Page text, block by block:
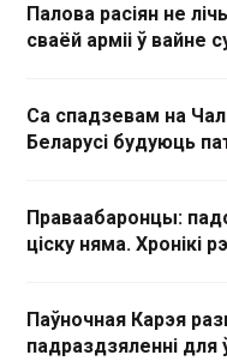
Палова расіян не
сваёй арміі ў вайне
Са спадзевам на
Беларусі будуюць
Праваабаронцы:
ціску няма. Хронікі
Паўночная Карэя
падраздзяленні для